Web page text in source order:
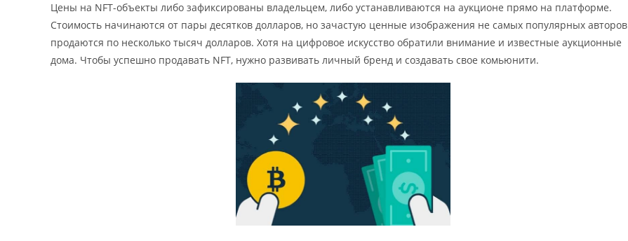
Цены на NFT-объекты либо зафиксированы владельцем, либо устанавливаются на аукционе прямо на платформе.
Стоимость начинаются от пары десятков долларов, но зачастую ценные изображения не самых популярных авторов
продаются по несколько тысяч долларов. Хотя на цифровое искусство обратили внимание и известные аукционные
дома. Чтобы успешно продавать NFT, нужно развивать личный бренд и создавать свое комьюнити.